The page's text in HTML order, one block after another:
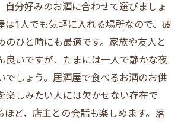
自分好みのお酒に合わせて選びましょ
は1人でも気軽に入れる場所なので、疲
のひと時にも最適です。家族や友人と
良いですが、たまには一人で静かな夜
でしょう。居酒屋で食べるお酒のお供
楽しみたい人には欠かせない存在で
ほど、店主との会話も楽しめます。落